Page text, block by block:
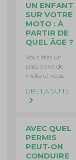
UN ENFANT
SUR VOTRE
MOTO : À
PARTIR DE
QUEL ÂGE ?
Vous êtes un
passionné de
moto et vous
LIRE LA SUITE
AVEC QUEL
PERMIS
PEUT-ON
CONDUIRE